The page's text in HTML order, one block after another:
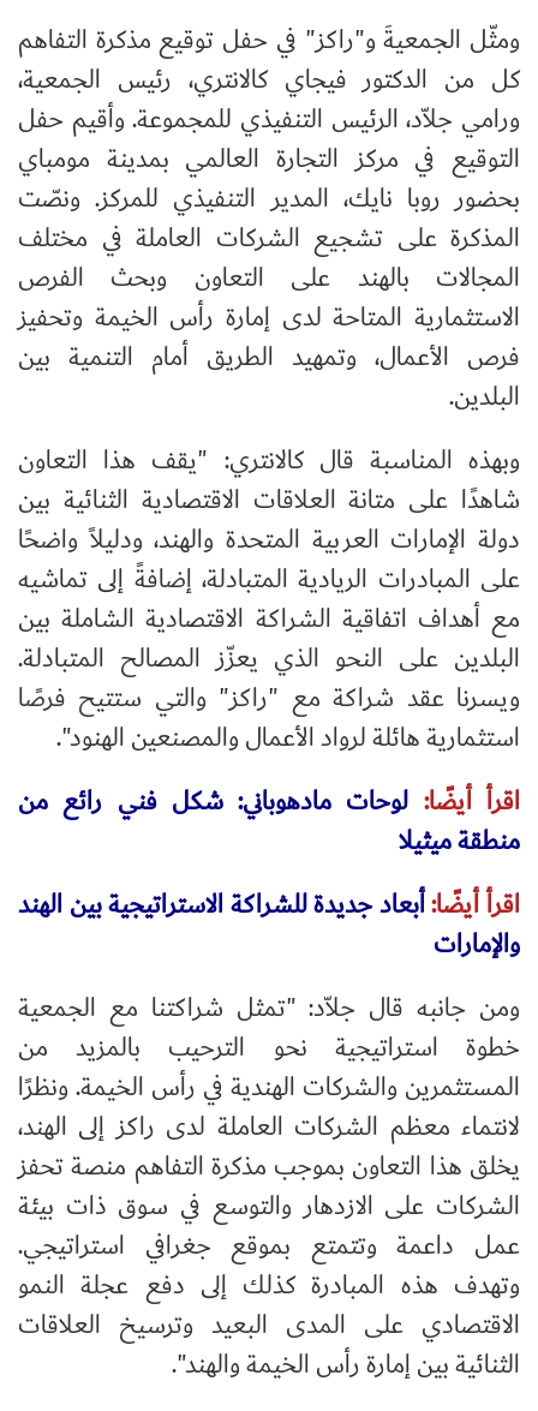
ومثّل الجمعيةَ و"راكز" في حفل توقيع مذكرة التفاهم
كل من الدكتور فيجاي كالانتري، رئيس الجمعية،
ورامي جلاّد، الرئيس التنفيذي للمجموعة. وأقيم حفل
التوقيع في مركز التجارة العالمي بمدينة مومباي
بحضور روبا نايك، المدير التنفيذي للمركز. ونصّت
المذكرة على تشجيع الشركات العاملة في مختلف
المجالات بالهند على التعاون وبحث الفرص
الاستثمارية المتاحة لدى إمارة رأس الخيمة وتحفيز
فرص الأعمال، وتمهيد الطريق أمام التنمية بين
البلدين.
وبهذه المناسبة قال كالانتري: "يقف هذا التعاون
شاهدًا على متانة العلاقات الاقتصادية الثنائية بين
دولة الإمارات العربية المتحدة والهند، ودليلاً واضحًا
على المبادرات الريادية المتبادلة، إضافةً إلى تماشيه
مع أهداف اتفاقية الشراكة الاقتصادية الشاملة بين
البلدين على النحو الذي يعزّز المصالح المتبادلة.
ويسرنا عقد شراكة مع "راكز" والتي ستتيح فرصًا
استثمارية هائلة لرواد الأعمال والمصنعين الهنود".
اقرأ أيضًا: لوحات مادهوباني: شكل فني رائع من
منطقة ميثيلا
اقرأ أيضًا:أبعاد جديدة للشراكة الاستراتيجية بين الهند
والإمارات
ومن جانبه قال جلاّد: "تمثل شراكتنا مع الجمعية
خطوة استراتيجية نحو الترحيب بالمزيد من
المستثمرين والشركات الهندية في رأس الخيمة. ونظرًا
لانتماء معظم الشركات العاملة لدى راكز إلى الهند،
يخلق هذا التعاون بموجب مذكرة التفاهم منصة تحفز
الشركات على الازدهار والتوسع في سوق ذات بيئة
عمل داعمة وتتمتع بموقع جغرافي استراتيجي.
وتهدف هذه المبادرة كذلك إلى دفع عجلة النمو
الاقتصادي على المدى البعيد وترسيخ العلاقات
الثنائية بين إمارة رأس الخيمة والهند".